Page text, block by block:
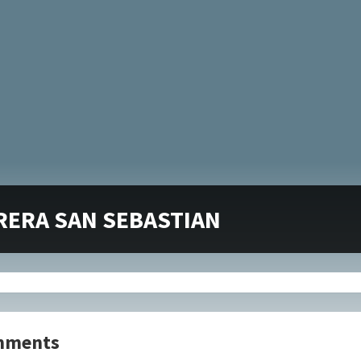
SAN SEBASTIAN